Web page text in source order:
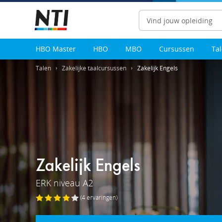
Zoeken
HBO Master HBO MBO Cursussen
Talen Zakelijke taalcursussen Zakelijk Engels
Zakelijk Engels
ERK niveau A2
(4ervaringen)